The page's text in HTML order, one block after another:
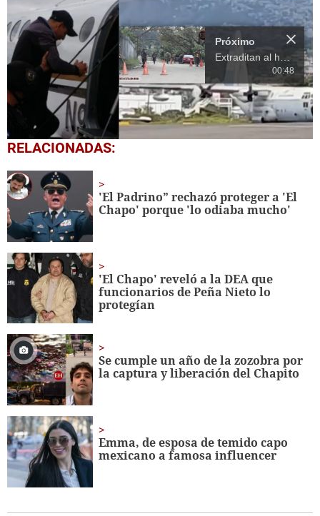
0
seconds
18
seconds
Próximo
00:48
RELACIONADAS:
'El Padrino” rechazó proteger a 'El
Chapo' porque 'lo odiaba mucho'
'El Chapo' reveló a la DEA que
funcionarios de Peña Nieto lo
protegían
Se cumple un año de la zozobra por
la captura y liberación del Chapito
Emma, de esposa de temido capo
mexicano a famosa influencer